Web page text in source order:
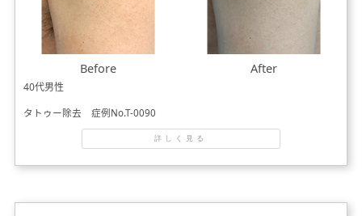
Before After
40代男性
タトゥー除去 症例No.T-0090
詳しく見る